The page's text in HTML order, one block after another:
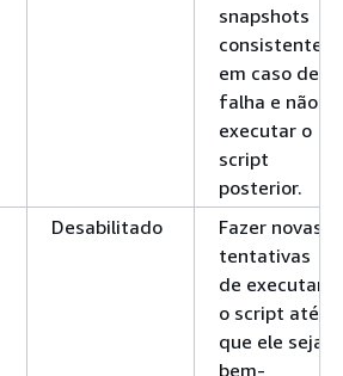
snapshots
consistentes
em caso de
falha e não
executar o
script
posterior.
Desabilitado
Fazer novas
tentativas
de executar
o script até
que ele seja
bem-